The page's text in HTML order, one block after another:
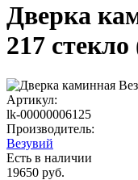
Дверка
217
Артикул:
lk-00000006125
Производитель:
Везувий
Есть в наличии
19650 руб.